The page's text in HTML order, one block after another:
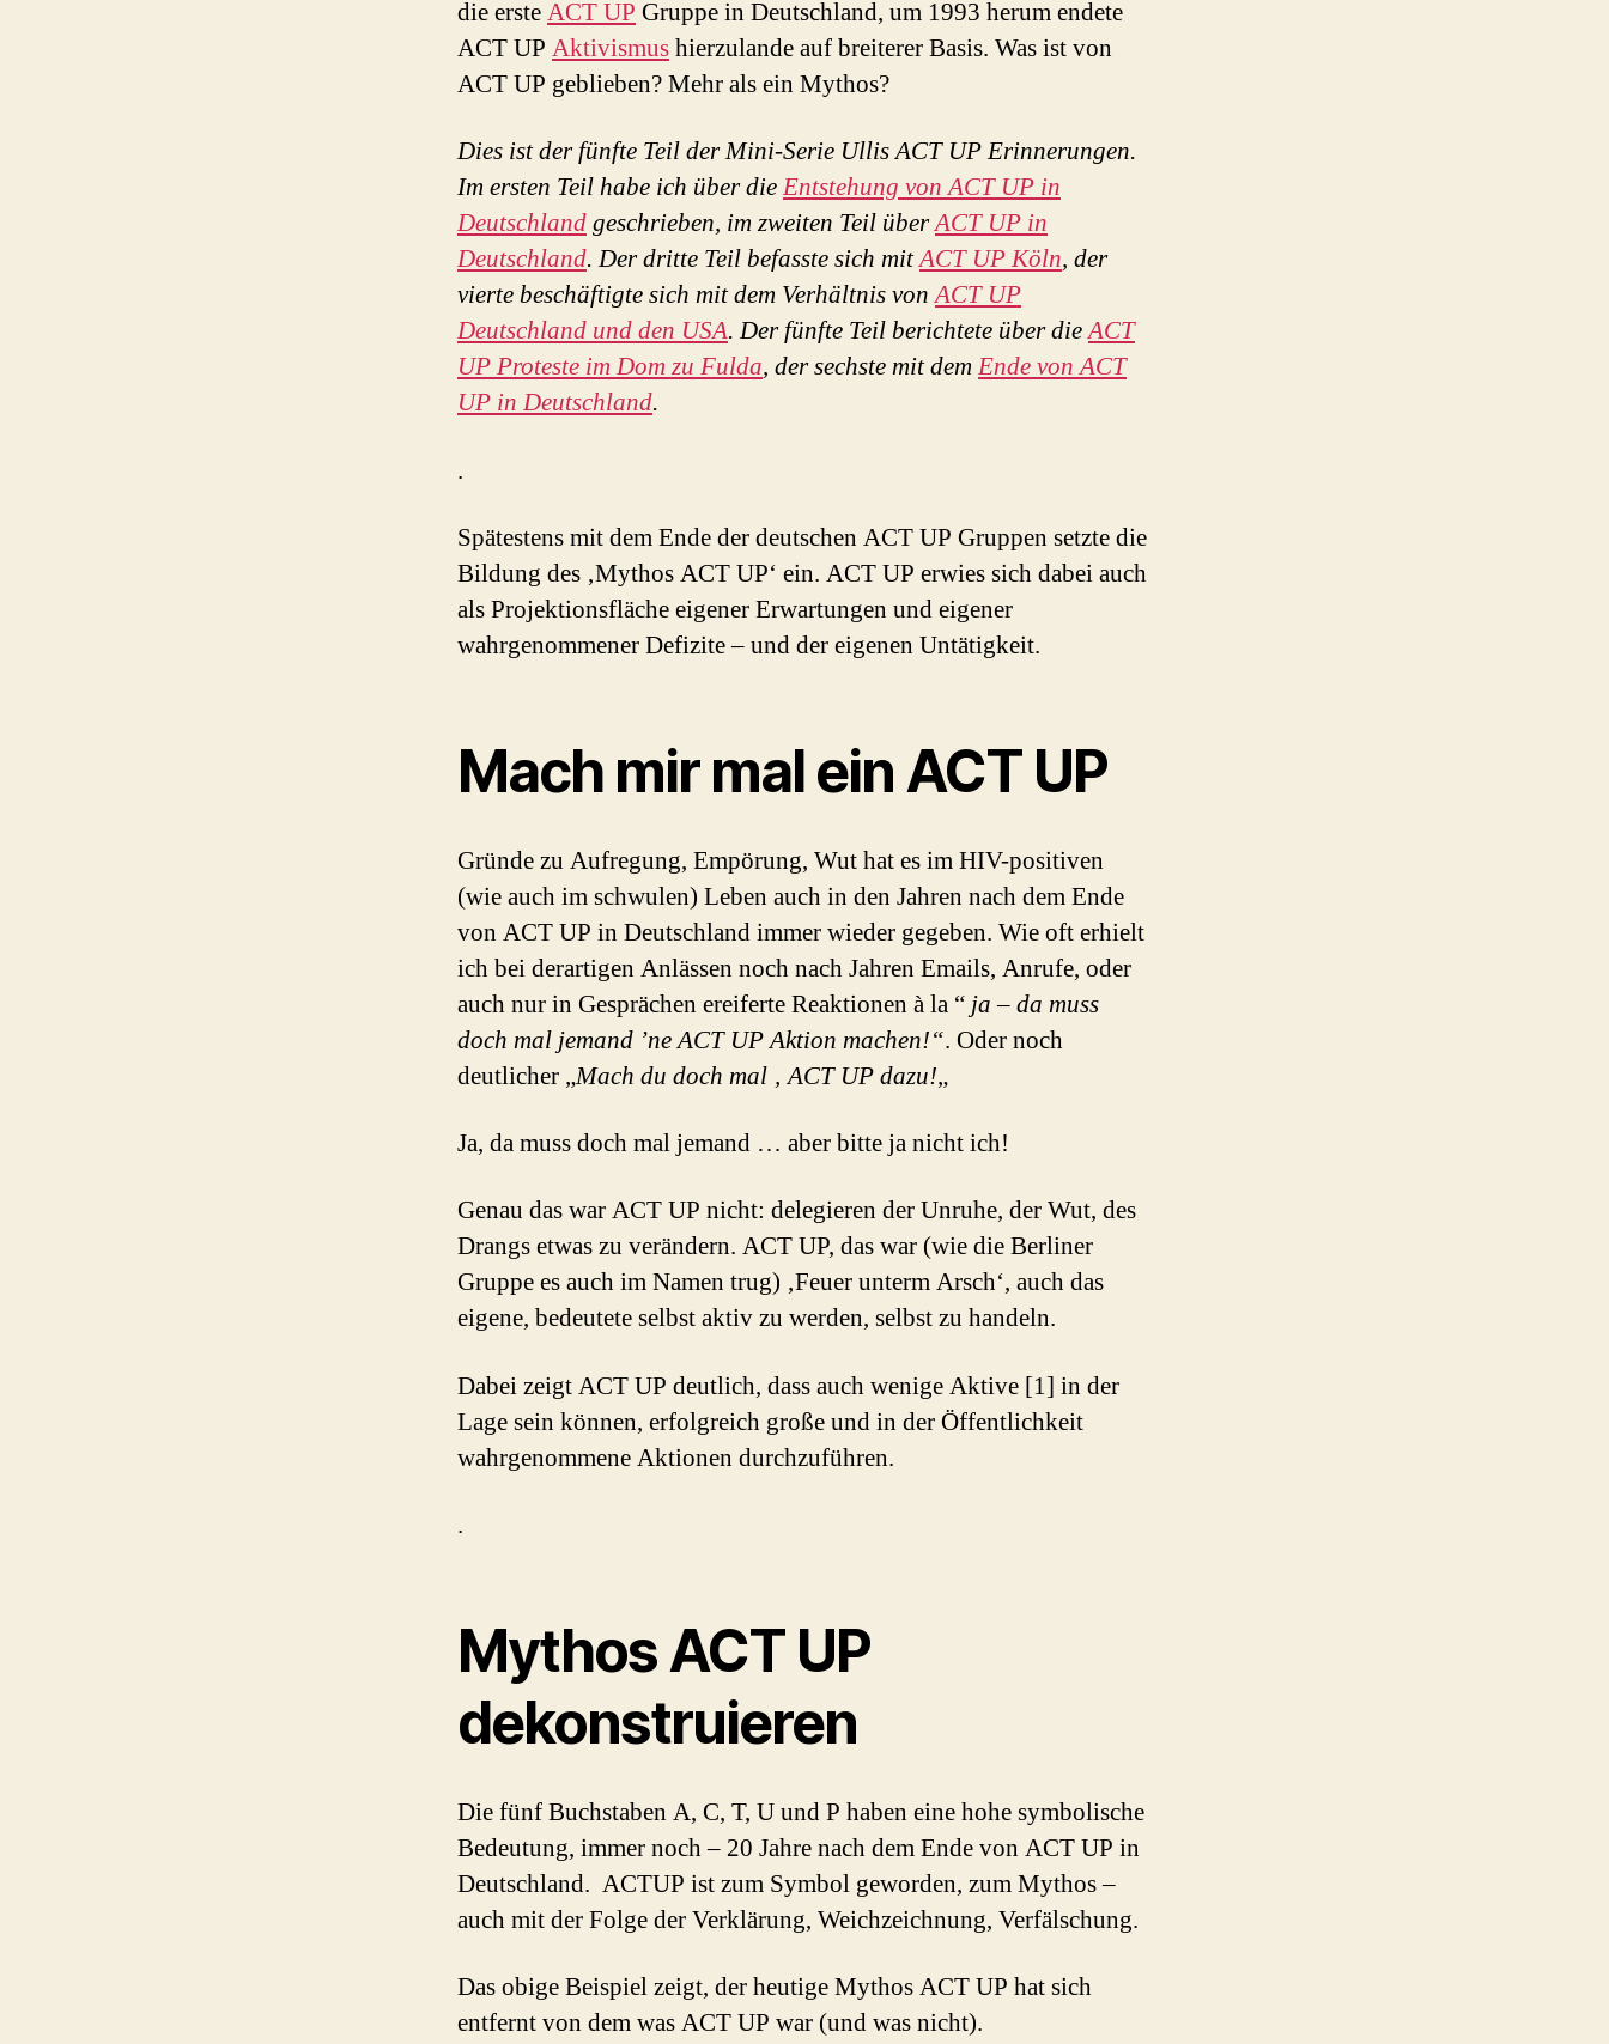
die ersteACT UP Gruppe in Deutschland, um 1993 herum endete
ACT UP Aktivismushierzulande auf breiterer Basis. Was ist von
ACT UP geblieben? Mehr als ein Mythos?
Dies ist der fünfte Teil der Mini-Serie Ullis ACT UP Erinnerungen.
Im ersten Teil habe ich über dieEntstehung von ACT UP in
Deutschlandgeschrieben, im zweiten Teil überACT UP in
Deutschland. Der dritte Teil befasste sich mitACT UP Köln, der
vierte beschäftigte sich mit dem Verhältnis vonACT UP
Deutschland und den USA. Der fünfte Teil berichtete über dieACT
UP Proteste im Dom zu Fulda, der sechste mit demEnde von ACT
UP in Deutschland.
.
Spätestens mit dem Ende der deutschen ACT UP Gruppen setzte die
Bildung des ‚Mythos ACT UP‘ ein. ACT UP erwies sich dabei auch
als Projektionsfläche eigener Erwartungen und eigener
wahrgenommener Defizite – und der eigenen Untätigkeit.
Mach mir mal ein ACT UP
Gründe zu Aufregung, Empörung, Wut hat es im HIV-positiven
(wie auch im schwulen) Leben auch in den Jahren nach dem Ende
von ACT UP in Deutschland immer wieder gegeben. Wie oft erhielt
ich bei derartigen Anlässen noch nach Jahren Emails, Anrufe, oder
auch nur in Gesprächen ereiferte Reaktionen à la “ ja – da muss
doch mal jemand ’ne ACT UP Aktion machen!“. Oder noch
deutlicher „Mach du doch mal ‚ ACT UP dazu!„
Ja, da muss doch mal jemand … aber bitte ja nicht ich!
Genau das war ACT UP nicht: delegieren der Unruhe, der Wut, des
Drangs etwas zu ver­ändern. ACT UP, das war (wie die Berliner
Gruppe es auch im Namen trug) ‚Feuer un­term Arsch‘, auch das
eigene, bedeutete selbst aktiv zu werden, selbst zu handeln.
Dabei zeigt ACT UP deutlich, dass auch wenige Aktive [1] in der
Lage sein können, erfolgreich große und in der Öffentlichkeit
wahrgenommene Aktionen durchzuführen.
.
Mythos ACT UP
dekonstruieren
Die fünf Buchstaben A, C, T, U und P haben eine hohe symbolische
Bedeutung, immer noch – 20 Jahre nach dem Ende von ACT UP in
Deutschland. ACTUP ist zum Symbol geworden, zum Mythos –
auch mit der Folge der Verklärung, Weichzeichnung, Verfälschung.
Das obige Beispiel zeigt, der heutige Mythos ACT UP hat sich
entfernt von dem was ACT UP war (und was nicht).